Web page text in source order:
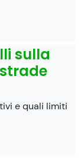
sulla
e quali limiti